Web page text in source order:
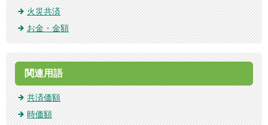
火災共済
お金・金額
関連用語
共済価額
時価額